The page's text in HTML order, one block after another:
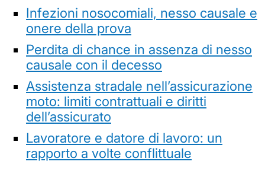
Infezioni nosocomiali, nesso causale e
onere della prova
Perdita di chance in assenza di nesso
causale con il decesso
Assistenza stradale nell’assicurazione
moto: limiti contrattuali e diritti
dell’assicurato
Lavoratore e datore di lavoro: un
rapporto a volte conflittuale